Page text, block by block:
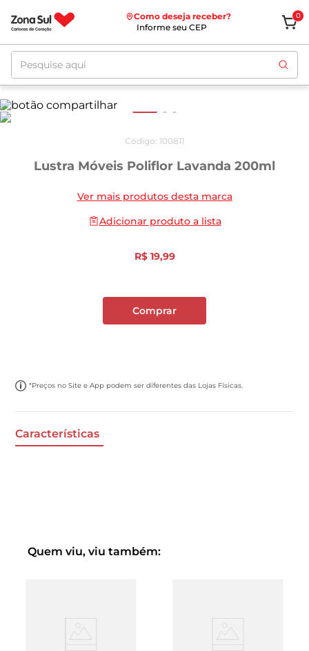
Como deseja receber?
Informe seu CEP
0
Pesquise aqui
Código: 100811
Lustra Móveis Poliflor Lavanda 200ml
Ver mais produtos desta marca
Adicionar produto a lista
R$ 19,99
Comprar
*Preços no Site e App podem ser diferentes das Lojas Físicas.
Características
Quem viu, viu também: